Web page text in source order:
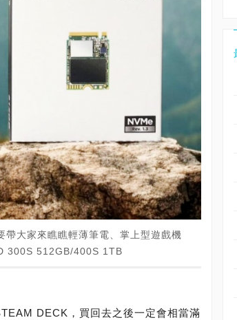
大家來瞧瞧輕薄筆電、掌上型遊戲機
300S 512GB/400S 1TB
DECK，買回去之後一定會相當滿